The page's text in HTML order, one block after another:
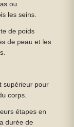
ou
les seins.
de poids
de peau et les
supérieur pour
corps.
étapes en
durée de